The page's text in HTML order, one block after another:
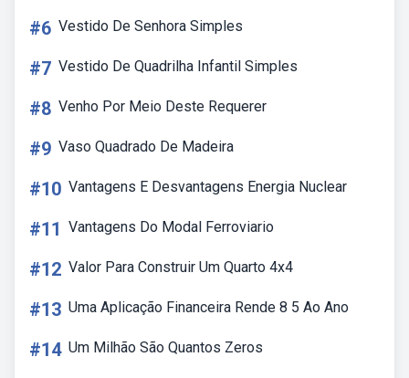
#6 Vestido De Senhora Simples
#7 Vestido De Quadrilha Infantil Simples
#8 Venho Por Meio Deste Requerer
#9 Vaso Quadrado De Madeira
#10 Vantagens E Desvantagens Energia Nuclear
#11 Vantagens Do Modal Ferroviario
#12 Valor Para Construir Um Quarto 4x4
#13 Uma Aplicação Financeira Rende 8 5 Ao Ano
#14 Um Milhão São Quantos Zeros